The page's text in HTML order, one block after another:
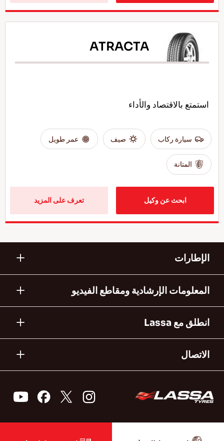
ATRACTA
استمتع بالاقتصاد والأداء
سيارة ركاب صيف عمر طويل
المتانة
ابحث عن وكيل تعرف على المزيد
الإطارات
المعلومات الإرشادية ومقاطع الفيديو
انطلق مع Lassa
الاتصال